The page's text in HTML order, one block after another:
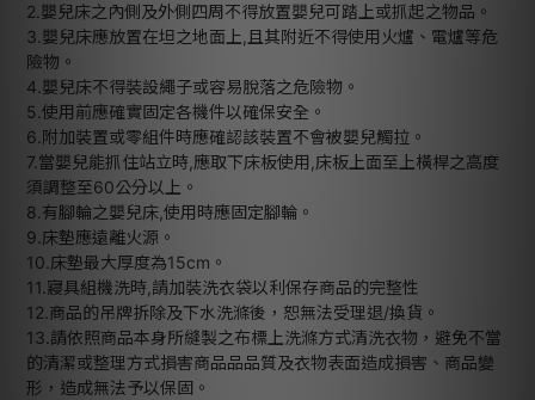
2.嬰兒床之內側及外側四周不得放置嬰兒可踏上或抓起之物品。
3.嬰兒床應放置在坦之地面上,且其附近不得使用火爐、電爐等危
險物。
4.嬰兒床不得裝設繩子或容易脫落之危險物。
5.使用前應確實固定各機件以確保安全。
6.附加裝置或零組件時應確認該裝置不會被嬰兒觸拉。
7.當嬰兒能抓住站立時,應取下床板使用,床板上面至上橫桿之高度
須調整至60公分以上。
8.有腳輪之嬰兒床,使用時應固定腳輪。
9.床墊應遠離火源。
10.床墊最大厚度為15cm。
11.寢具組機洗時,請加裝洗衣袋以利保存商品的完整性
12.商品的吊牌拆除及下水洗滌後，恕無法受理退/換貨。
13.請依照商品本身所縫製之布標上洗滌方式清洗衣物，避免不當
的清潔或整理方式損害商品品品質及衣物表面造成損害、商品變
形，造成無法予以保固。